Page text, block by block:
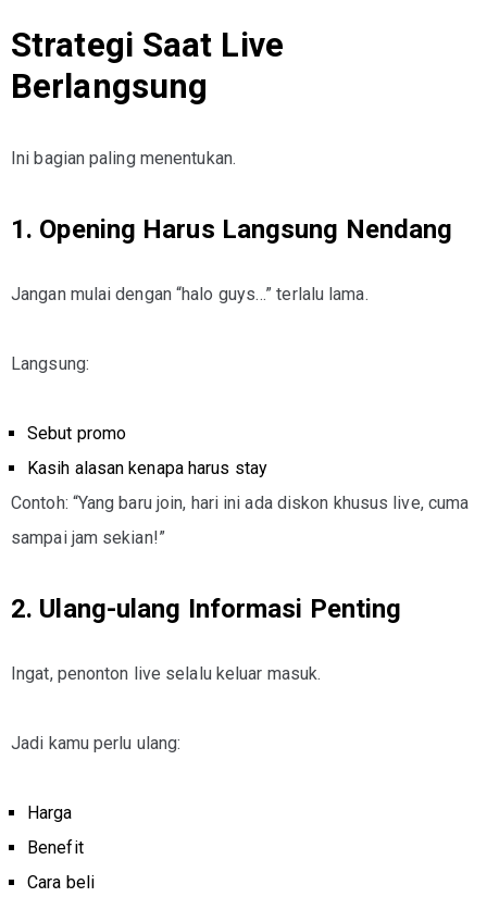
Strategi Saat Live
Berlangsung
Ini bagian paling menentukan.
1. Opening Harus Langsung Nendang
Jangan mulai dengan “halo guys…” terlalu lama.
Langsung:
Sebut promo
Kasih alasan kenapa harus stay
Contoh: “Yang baru join, hari ini ada diskon khusus live, cuma
sampai jam sekian!”
2. Ulang-ulang Informasi Penting
Ingat, penonton live selalu keluar masuk.
Jadi kamu perlu ulang:
Harga
Benefit
Cara beli